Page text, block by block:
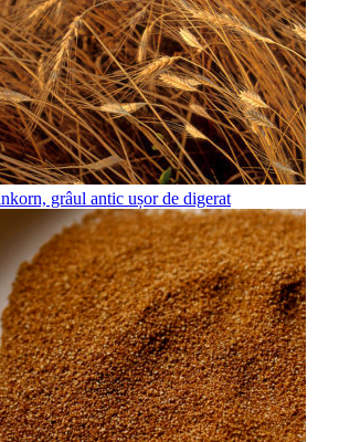
grâul antic ușor de digerat